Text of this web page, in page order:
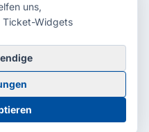
durch dieMedienagentur
DatenschutzImpressum
uns,
Ticket-Widgets